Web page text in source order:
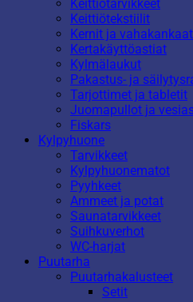
Keittiötarvikkeet
Keittiötekstiilit
Kernit ja vahakankaat
Kertakäyttöastiat
Kylmälaukut
Pakastus- ja
Tarjottimet ja tabletit
Juomapullot ja
Fiskars
Kylpyhuone
Tarvikkeet
Kylpyhuonematot
Pyyhkeet
Ammeet ja potat
Saunatarvikkeet
Suihkuverhot
WC-harjat
Puutarha
Puutarhakalusteet
Setit